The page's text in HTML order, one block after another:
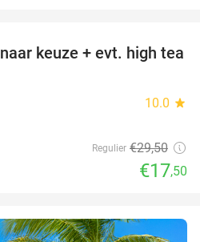
41%
keuze + evt. high tea
10.0 star
Regulier €29,50
€17,50